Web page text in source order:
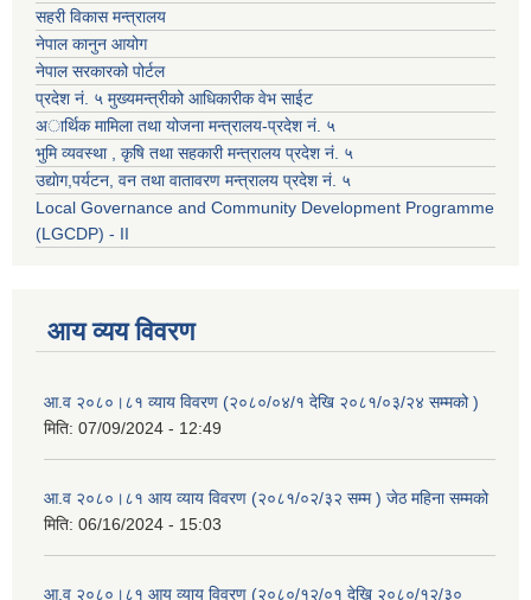
सहरी विकास मन्त्रालय
नेपाल कानुन आयोग
नेपाल सरकारको पोर्टल
प्रदेश नं. ५ मुख्यमन्त्रीको आधिकारीक वेभ साईट
अार्थिक मामिला तथा योजना मन्त्रालय-प्रदेश नं. ५
भुमि व्यवस्था , कृषि तथा सहकारी मन्त्रालय प्रदेश नं. ५
उद्याेग,पर्यटन, वन तथा वातावरण मन्त्रालय प्रदेश नं. ५
Local Governance and Community Development Programme
(LGCDP) - II
आय व्यय विवरण
आ.व २०८०।८१ व्याय विवरण (२०८०/०४/१ देखि २०८१/०३/२४ सम्मको )
मिति: 07/09/2024 - 12:49
आ.व २०८०।८१ आय व्याय विवरण (२०८१/०२/३२ सम्म ) जेठ महिना सम्मको
मिति: 06/16/2024 - 15:03
आ.व २०८०।८१ आय व्याय विवरण (२०८०/१२/०१ देखि २०८०/१२/३०